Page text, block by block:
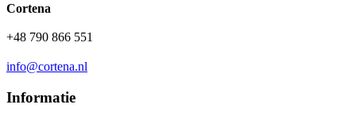
Cortena
+48 790 866 551
info@cortena.nl
Informatie